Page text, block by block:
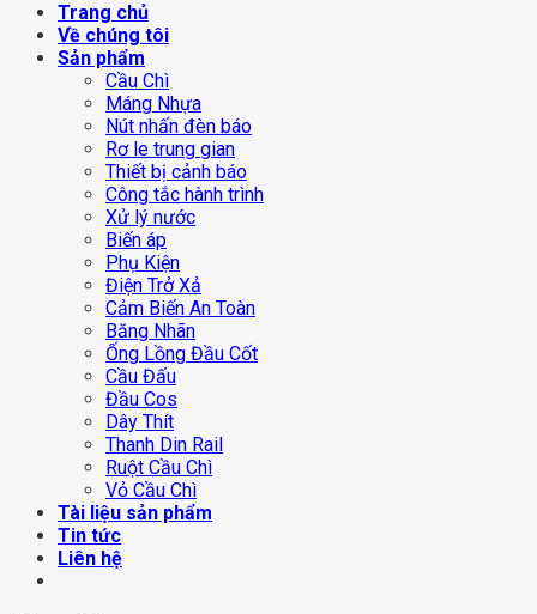
Trang chủ
Về chúng tôi
Sản phẩm
Cầu Chì
Máng Nhựa
Nút nhấn đèn báo
Rơ le trung gian
Thiết bị cảnh báo
Công tắc hành trình
Xử lý nước
Biến áp
Phụ Kiện
Điện Trở Xả
Cảm Biến An Toàn
Băng Nhãn
Ống Lồng Đầu Cốt
Cầu Đấu
Đầu Cos
Dây Thít
Thanh Din Rail
Ruột Cầu Chì
Vỏ Cầu Chì
Tài liệu sản phẩm
Tin tức
Liên hệ